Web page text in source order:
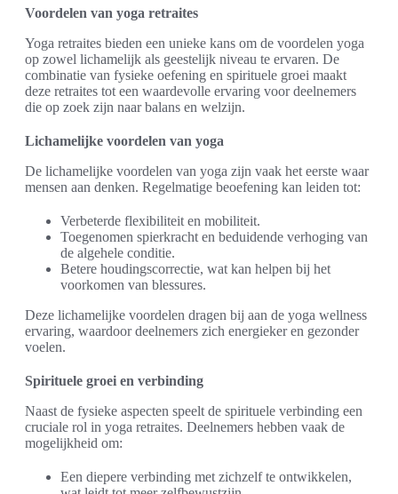
Voordelen van yoga retraites
Yoga retraites bieden een unieke kans om de voordelen yoga
op zowel lichamelijk als geestelijk niveau te ervaren. De
combinatie van fysieke oefening en spirituele groei maakt
deze retraites tot een waardevolle ervaring voor deelnemers
die op zoek zijn naar balans en welzijn.
Lichamelijke voordelen van yoga
De lichamelijke voordelen van yoga zijn vaak het eerste waar
mensen aan denken. Regelmatige beoefening kan leiden tot:
Verbeterde flexibiliteit en mobiliteit.
Toegenomen spierkracht en beduidende verhoging van
de algehele conditie.
Betere houdingscorrectie, wat kan helpen bij het
voorkomen van blessures.
Deze lichamelijke voordelen dragen bij aan de yoga wellness
ervaring, waardoor deelnemers zich energieker en gezonder
voelen.
Spirituele groei en verbinding
Naast de fysieke aspecten speelt de spirituele verbinding een
cruciale rol in yoga retraites. Deelnemers hebben vaak de
mogelijkheid om:
Een diepere verbinding met zichzelf te ontwikkelen,